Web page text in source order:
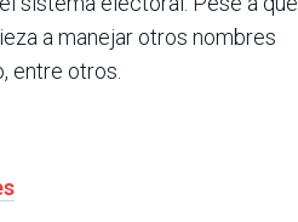
a manejar otros nombres
entre otros.